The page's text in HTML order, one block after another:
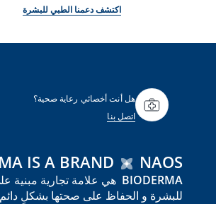
اكتشف دعمنا الطبي للبشرة
هل أنت أخصائي رعاية صحية؟
اتصل بنا
IS A BRAND NAOS
للبشرة و الحفاظ على صحتها بشكلٍ